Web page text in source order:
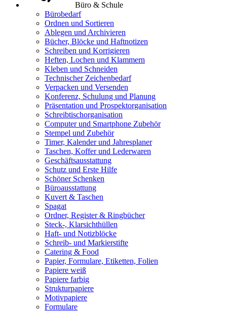
Büro & Schule
Bürobedarf
Ordnen und Sortieren
Ablegen und Archivieren
Bücher, Blöcke und Haftnotizen
Schreiben und Korrigieren
Heften, Lochen und Klammern
Kleben und Schneiden
Technischer Zeichenbedarf
Verpacken und Versenden
Konferenz, Schulung und Planung
Präsentation und Prospektorganisation
Schreibtischorganisation
Computer und Smartphone Zubehör
Stempel und Zubehör
Timer, Kalender und Jahresplaner
Taschen, Koffer und Lederwaren
Geschäftsausstattung
Schutz und Erste Hilfe
Schöner Schenken
Büroausstattung
Kuvert & Taschen
Spagat
Ordner, Register & Ringbücher
Steck-, Klarsichthüllen
Haft- und Notizblöcke
Schreib- und Markierstifte
Catering & Food
Papier, Formulare, Etiketten, Folien
Papiere weiß
Papiere farbig
Strukturpapiere
Motivpapiere
Formulare